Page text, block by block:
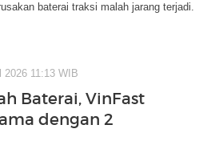
baterai traksi malah jarang terjadi.
2026 11:13 WIB
Baterai, VinFast
dengan 2